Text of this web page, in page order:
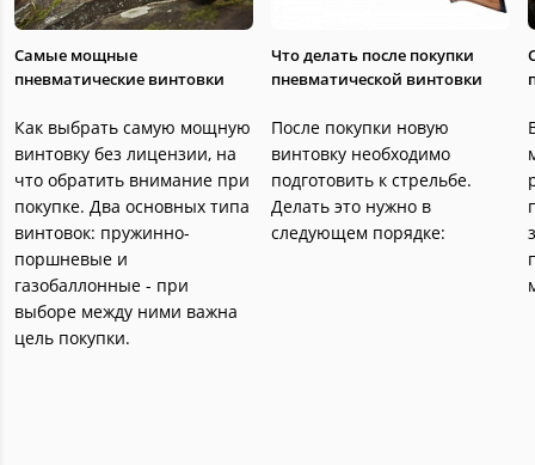
Самые мощные
пневматические винтовки
Как выбрать самую мощную
винтовку без лицензии, на
что обратить внимание при
покупке. Два основных типа
винтовок: пружинно-
поршневые и
газобаллонные - при
выборе между ними важна
цель покупки.
Что делать после покупки
пневматической винтовки
После покупки новую
винтовку необходимо
подготовить к стрельбе.
Делать это нужно в
следующем порядке: